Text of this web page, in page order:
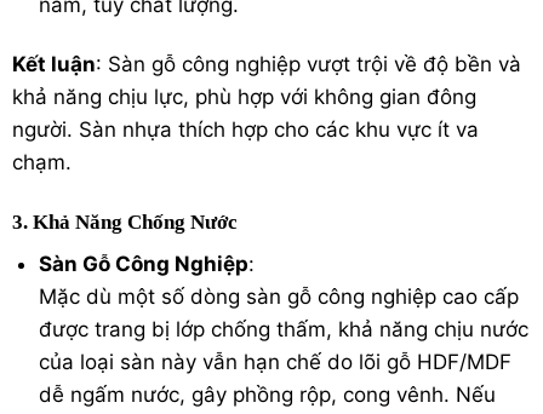
Kết luận: Sàn gỗ công nghiệp vượt trội về độ bền và
khả năng chịu lực, phù hợp với không gian đông
người. Sàn nhựa thích hợp cho các khu vực ít va
chạm.
3. Khả Năng Chống Nước
Sàn Gỗ Công Nghiệp:
Mặc dù một số dòng sàn gỗ công nghiệp cao cấp
được trang bị lớp chống thấm, khả năng chịu nước
của loại sàn này vẫn hạn chế do lõi gỗ HDF/MDF
dễ ngấm nước, gây phồng rộp, cong vênh. Nếu